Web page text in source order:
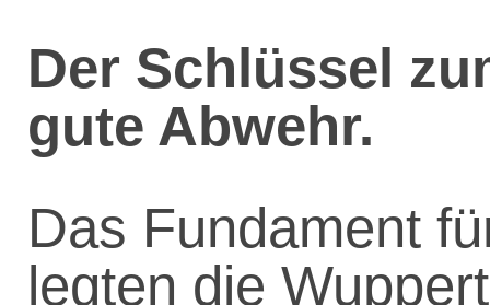
Der Schlüssel
gute Abwehr.
Das Fundament
legten die